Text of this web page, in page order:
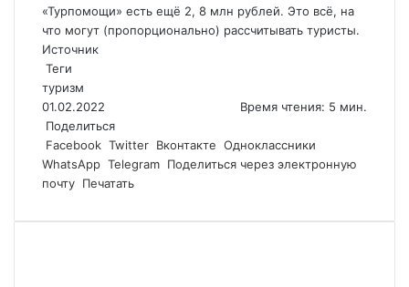
«Турпомощи» есть ещё 2, 8 млн рублей. Это всё, на
что могут (пропорционально) рассчитывать туристы.
Источник
Теги
туризм
01.02.2022
Время чтения: 5 мин.
Поделиться
Facebook Twitter Вконтакте Одноклассники
WhatsApp Telegram Поделиться через электронную
почту Печатать